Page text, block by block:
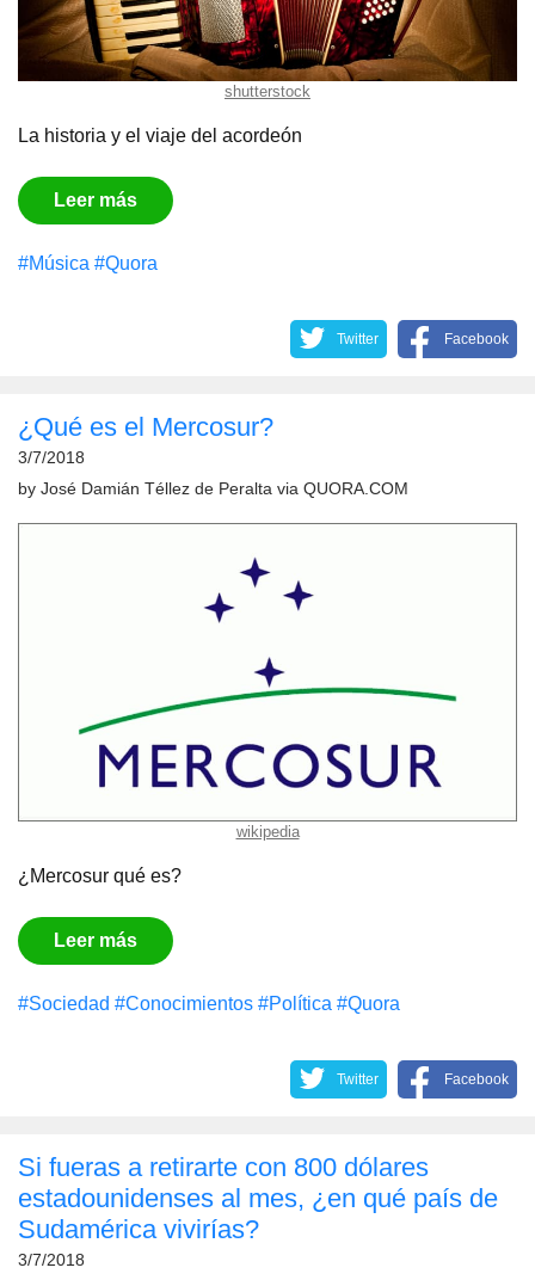
shutterstock
La historia y el viaje del acordeón
Leer más
#Música #Quora
Twitter Facebook
¿Qué es el Mercosur?
3/7/2018
by José Damián Téllez de Peralta via QUORA.COM
wikipedia
¿Mercosur qué es?
Leer más
#Sociedad #Conocimientos #Política #Quora
Twitter Facebook
Si fueras a retirarte con 800 dólares
estadounidenses al mes, ¿en qué país de
Sudamérica vivirías?
3/7/2018